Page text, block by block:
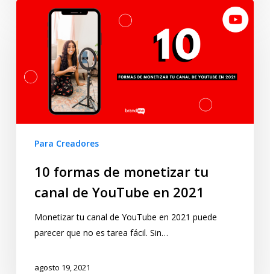
Para Creadores
10 formas de monetizar tu
canal de YouTube en 2021
Monetizar tu canal de YouTube en 2021 puede
parecer que no es tarea fácil. Sin…
agosto 19, 2021